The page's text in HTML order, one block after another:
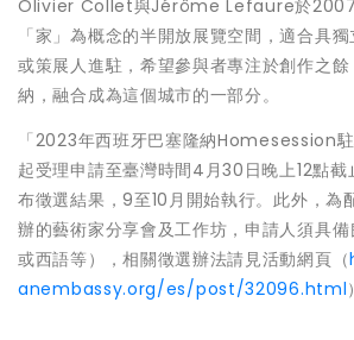
Olivier Collet與Jérôme Lefaure於2007
「家」為概念的半開放展覽空間，適合具
或策展人進駐，希望參與者專注於創作之
納，融合成為這個城市的一部分。
「2023年西班牙巴塞隆納Homesession
起受理申請至臺灣時間4月30日晚上12點
布徵選結果，9至10月開始執行。此外，為
辦的藝術家分享會及工作坊，申請人須具
或西語等），相關徵選辦法請見活動網頁（
anembassy.org/es/post/32096.html